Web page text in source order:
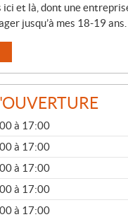
et là, dont une
jusqu’à mes 18-19 ans.
à 17:00
à 17:00
à 17:00
à 17:00
à 17:00